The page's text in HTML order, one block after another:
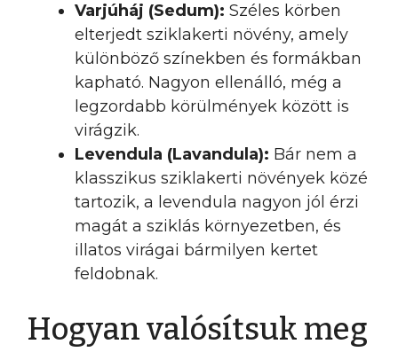
Varjúháj (Sedum): Széles körben
elterjedt sziklakerti növény, amely
különböző színekben és formákban
kapható. Nagyon ellenálló, még a
legzordabb körülmények között is
virágzik.
Levendula (Lavandula): Bár nem a
klasszikus sziklakerti növények közé
tartozik, a levendula nagyon jól érzi
magát a sziklás környezetben, és
illatos virágai bármilyen kertet
feldobnak.
Hogyan valósítsuk meg